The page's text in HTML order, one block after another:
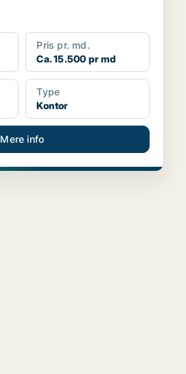
Pris pr. md.
Ca. 15.500 pr md
Type
Kontor
Mere info